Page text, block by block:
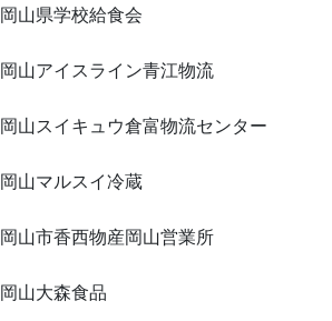
岡山県学校給食会
岡山アイスライン青江物流
岡山スイキュウ倉富物流センター
岡山マルスイ冷蔵
岡山市香西物産岡山営業所
岡山大森食品